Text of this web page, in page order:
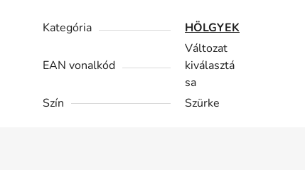
Kategória HÖLGYEK
EAN vonalkód
Változat
kiválasztá
sa
Szín
Szürke